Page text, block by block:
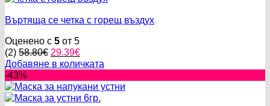
Въртяща се четка с горещ въздух
Оценено с 5 от 5
(2) 58.80€ Original
price
58.80€.
29.39€Текущата
цена
29.39€.
Добавяне в количката
-43%